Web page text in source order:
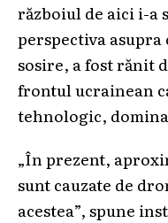
războiul de aici i-a
perspectiva
sosire, a fost rănit
frontul ucrainean
tehnologic,
„În prezent,
sunt cauzate de
acestea”, spune